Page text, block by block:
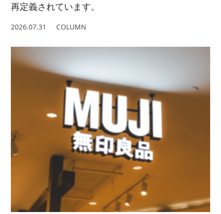
再定義されています。
2026.07.31 COLUMN